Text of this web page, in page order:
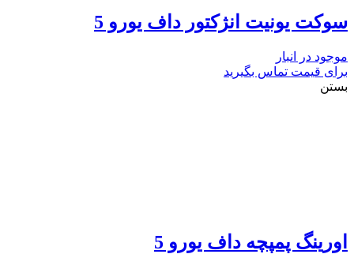
سوکت یونیت انژکتور داف یورو 5
موجود در انبار
برای قیمت تماس بگیرید
بستن
اورینگ پمپچه داف یورو 5